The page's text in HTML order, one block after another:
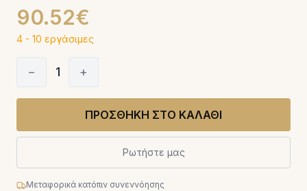
90.52€
4 - 10 εργάσιμες
− 1 +
ΠΡΟΣΘΗΚΗ ΣΤΟ ΚΑΛΑΘΙ
Ρωτήστε μας
Μεταφορικά κατόπιν συνεννόησης